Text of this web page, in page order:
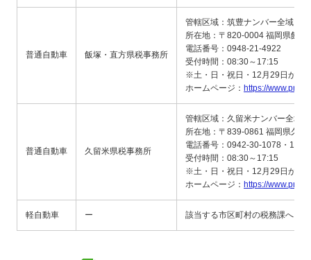
普通自動車 飯塚・直方県税事務所
管轄区域：筑豊ナンバー全域
所在地：〒820-0004 福岡県飯塚
電話番号：0948-21-4922
受付時間：08:30～17:15
※土・日・祝日・12月29日から
ホームページ： https://
普通自動車 久留米県税事務所
管轄区域：久留米ナンバー全域
所在地：〒839-0861 福岡県久
電話番号：0942-30-1078・1026
受付時間：08:30～17:15
※土・日・祝日・12月29日から
ホームページ： https://
軽自動車 ー 該当する市区町村の税務課へお